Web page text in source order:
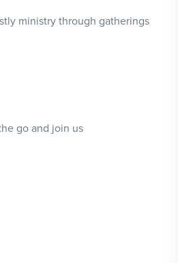
ministry through gatherings
go and join us